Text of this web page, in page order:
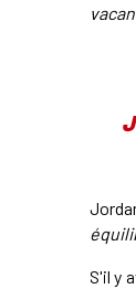
S'il y